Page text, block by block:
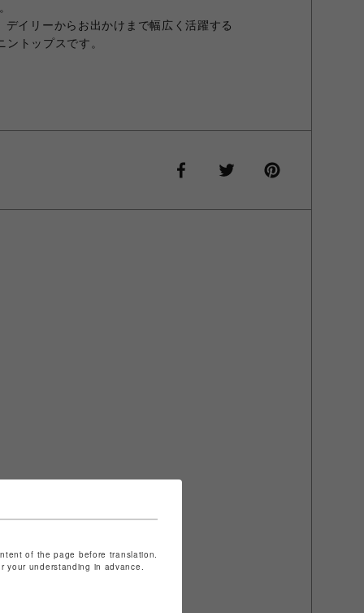
イリーからお出かけまで幅広く活躍する
トップスです。
of the page before translation.
understanding in advance.